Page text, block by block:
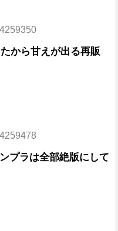
から甘えが出る再販
プラは全部絶版にして